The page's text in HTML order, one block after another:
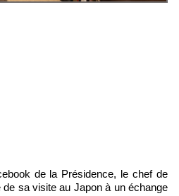
de sa visite au Japon à un échange